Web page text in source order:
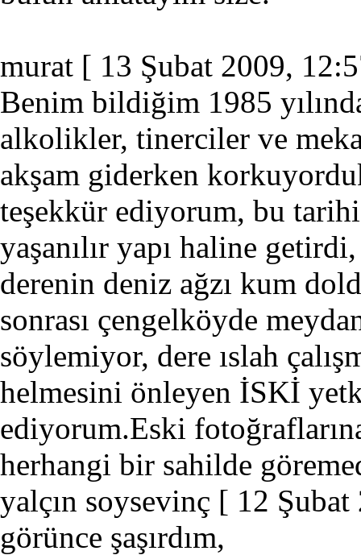
murat [ 13 Şubat 2009,
Benim bildiğim 1985
alkolikler, tinerciler ve
akşam giderken
teşekkür ediyorum, bu
yaşanılır yapı haline
derenin deniz ağzı kum
sonrası çengelköyde
söylemiyor, dere ıslah
helmesini önleyen İSKİ
ediyorum.Eski
herhangi bir sahilde
yalçın soysevinç [ 12
görünce şaşırdım,